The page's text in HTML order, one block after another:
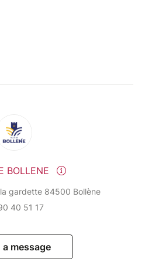
BOLLENE
gardette 84500 Bollène
40 51 17
a message